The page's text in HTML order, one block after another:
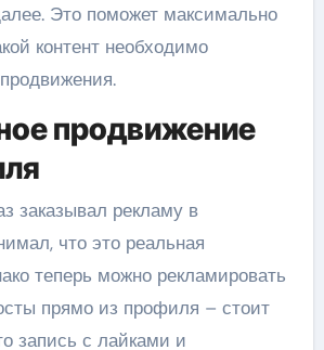
Это поможет максимально
контент необходимо
продвижение
заказывал рекламу в
что это реальная
теперь можно рекламировать
прямо из профиля – стоит
запись с лайками и